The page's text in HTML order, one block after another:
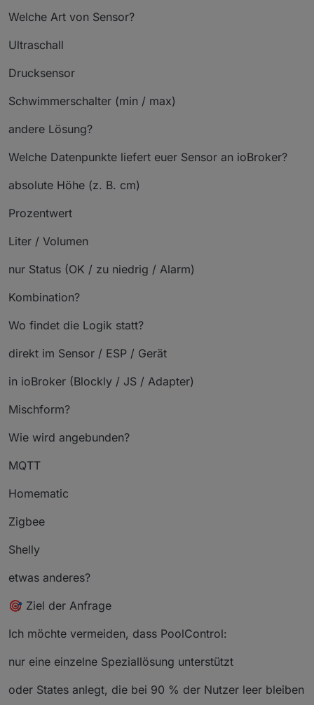
Welche Art von Sensor?
Ultraschall
Drucksensor
Schwimmerschalter (min / max)
andere Lösung?
Welche Datenpunkte liefert euer Sensor an ioBroker?
absolute Höhe (z. B. cm)
Prozentwert
Liter / Volumen
nur Status (OK / zu niedrig / Alarm)
Kombination?
Wo findet die Logik statt?
direkt im Sensor / ESP / Gerät
in ioBroker (Blockly / JS / Adapter)
Mischform?
Wie wird angebunden?
MQTT
Homematic
Zigbee
Shelly
etwas anderes?
🎯 Ziel der Anfrage
Ich möchte vermeiden, dass PoolControl:
nur eine einzelne Speziallösung unterstützt
oder States anlegt, die bei 90 % der Nutzer leer bleiben